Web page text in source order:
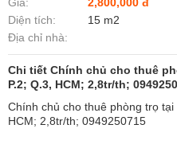
Diện tích:
15 m2
Địa chỉ nhà:
Chi tiết Chính chủ cho thuê
P.2; Q.3, HCM; 2,8tr/th;
Chính chủ cho thuê phòng trọ tại
HCM; 2,8tr/th; 0949250715